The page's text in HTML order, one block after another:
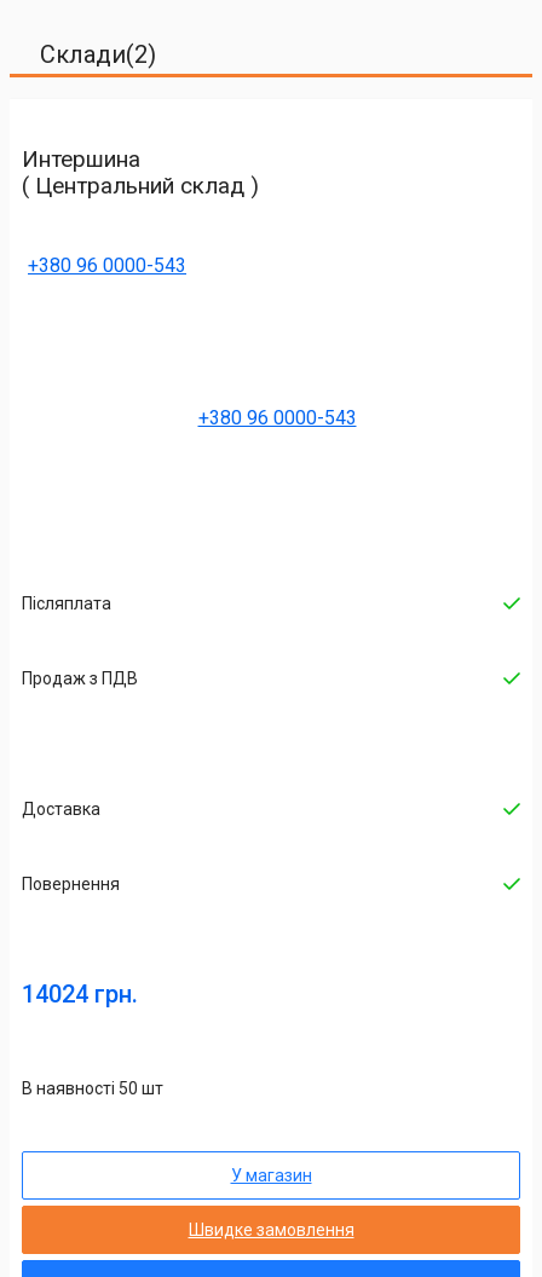
Склади(2)
Интершина
( Центральний склад )
+380 96 0000-543
+380 96 0000-543
Післяплата
Продаж з ПДВ
Доставка
Повернення
14024 грн.
В наявності 50 шт
У магазин
Швидке замовлення